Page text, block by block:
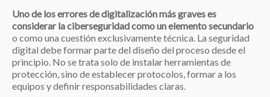
Uno de los errores de digitalización más graves es
considerar la ciberseguridad como un elemento secundario
o como una cuestión exclusivamente técnica. La seguridad
digital debe formar parte del diseño del proceso desde el
principio. No se trata solo de instalar herramientas de
protección, sino de establecer protocolos, formar a los
equipos y definir responsabilidades claras.